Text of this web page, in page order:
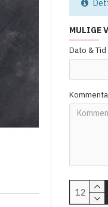
Rig
MULIGE
Dato & Tid